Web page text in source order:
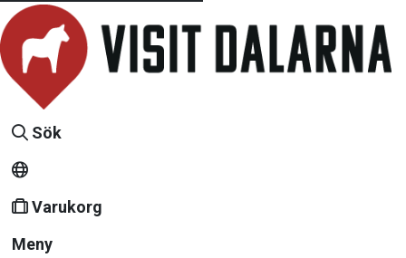
Sök
Varukorg
Meny